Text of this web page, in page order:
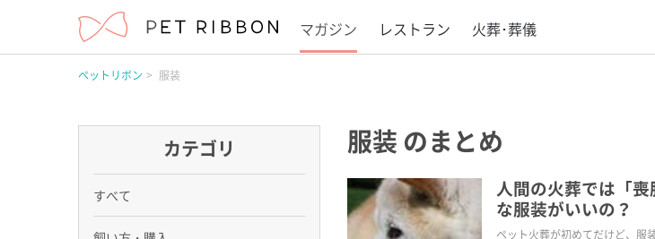
マガジン レストラン 火葬･葬儀
ペットリボン 服装
服装 のまとめ
人間の火葬では「
な服装がいいの？
ペット火葬が初めてだけど、服
カテゴリ
すべて